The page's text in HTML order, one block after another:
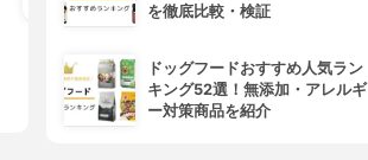
を徹底比較・検証
ドッグフードおすすめ人気ラン
キング52選！無添加・アレルギ
ー対策商品を紹介